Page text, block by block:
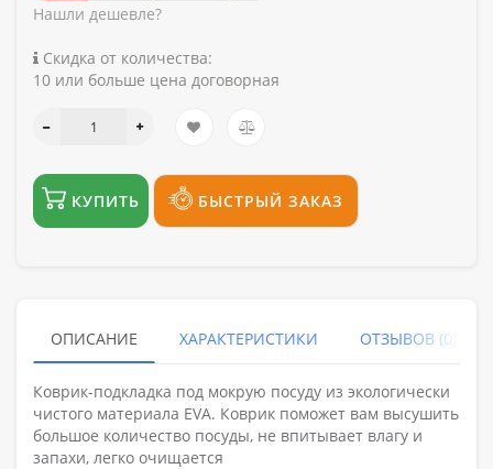
Нашли дешевле?
Скидка от количества:
10 или больше цена договорная
КУПИТЬ БЫСТРЫЙ ЗАКАЗ
ОПИСАНИЕ ХАРАКТЕРИСТИКИ ОТЗЫВОВ (0)
Коврик-подкладка под мокрую посуду из экологически
чистого материала EVА. Коврик поможет вам высушить
большое количество посуды, не впитывает влагу и
запахи, легко очищается